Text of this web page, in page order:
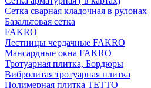
Сетка сварная кладочная в рулонах
Базальтовая сетка
FAKRO
Лестницы чердачные FAKRO
Мансардные окна FAKRO
Тротуарная плитка, Бордюры
Вибролитая тротуарная плитка
Полимерная плитка TETTO